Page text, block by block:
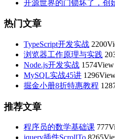
开源世界的门锁坏了，创
热门文章
TypeScript开发实战
浏览器工作原理与实践
Node.js开发实战 1574View
MySQL实战45讲
掘金小册8折特惠教程
推荐文章
程序员的数学基础课